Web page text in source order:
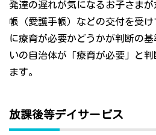
発達の遅れが気になるお子さま
帳（愛護手帳）などの交付を受
に療育が必要かどうかが判断の
いの自治体が「療育が必要」と
ます。
放課後等デイサービス